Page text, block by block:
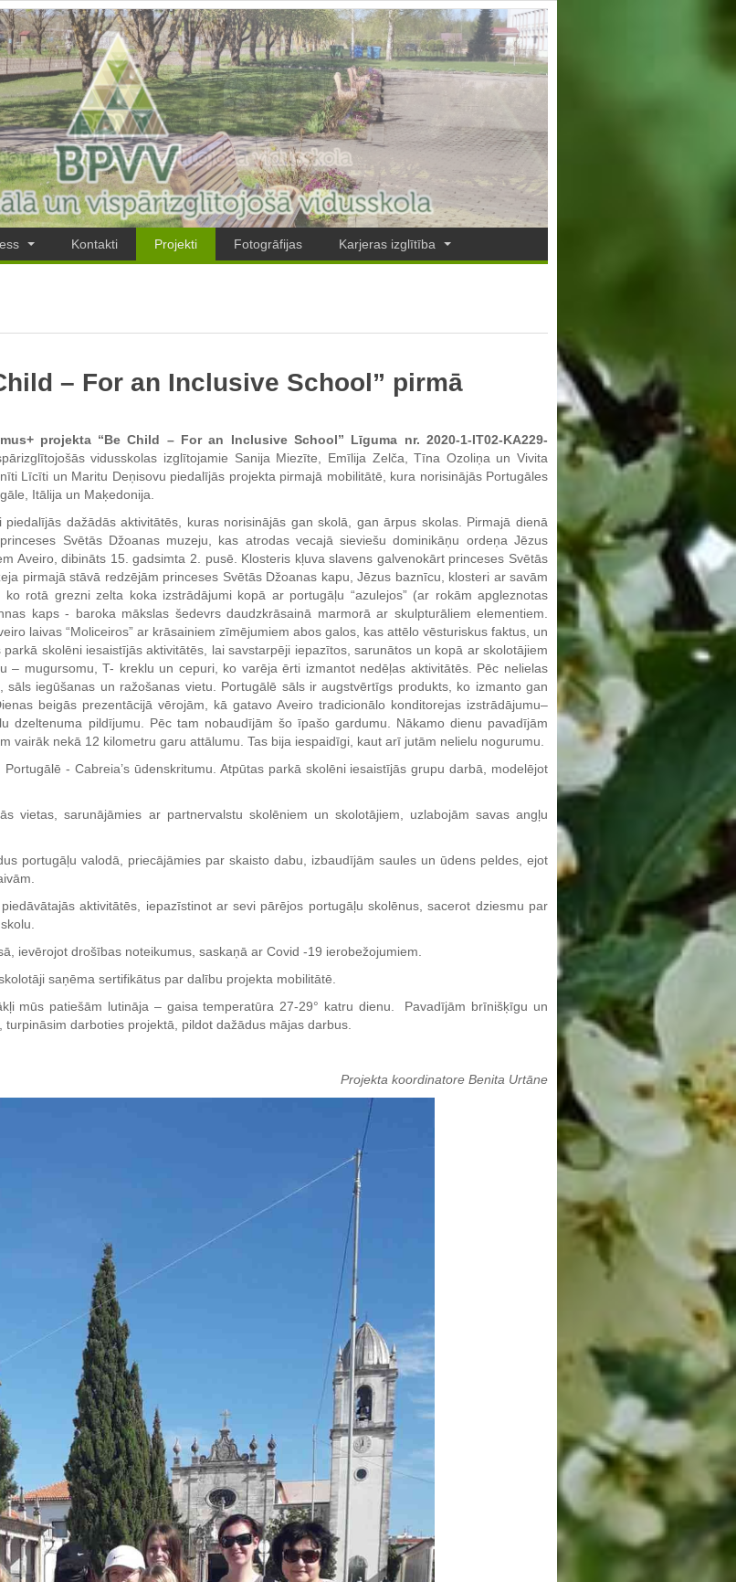
Kontakti Projekti Fotogrāfijas Karjeras izglītība
– For an Inclusive School” pirmā
projekta “Be Child – For an Inclusive School” Līguma nr. 2020-1-IT02-KA229-
vidusskolas izglītojamie Sanija Miezīte, Emīlija Zelča, Tīna Ozoliņa un Vivita
Līcīti un Maritu Deņisovu piedalījās projekta pirmajā mobilitātē, kura norisinājās Portugāles
Itālija un Maķedonija.
dažādās aktivitātēs, kuras norisinājās gan skolā, gan ārpus skolas. Pirmajā dienā
Svētās Džoanas muzeju, kas atrodas vecajā sieviešu dominikāņu ordeņa Jēzus
Aveiro, dibināts 15. gadsimta 2. pusē. Klosteris kļuva slavens galvenokārt princeses Svētās
pirmajā stāvā redzējām princeses Svētās Džoanas kapu, Jēzus baznīcu, klosteri ar savām
ko rotā grezni zelta koka izstrādājumi kopā ar portugāļu “azulejos” (ar rokām apgleznotas
kaps - baroka mākslas šedevrs daudzkrāsainā marmorā ar skulpturāliem elementiem.
laivas “Moliceiros” ar krāsainiem zīmējumiem abos galos, kas attēlo vēsturiskus faktus, un
skolēni iesaistījās aktivitātēs, lai savstarpēji iepazītos, sarunātos un kopā ar skolotājiem
– mugursomu, T- kreklu un cepuri, ko varēja ērti izmantot nedēļas aktivitātēs. Pēc nelielas
sāls iegūšanas un ražošanas vietu. Portugālē sāls ir augstvērtīgs produkts, ko izmanto gan
beigās prezentācijā vērojām, kā gatavo Aveiro tradicionālo konditorejas izstrādājumu–
dzeltenuma pildījumu. Pēc tam nobaudījām šo īpašo gardumu. Nākamo dienu pavadījām
vairāk nekā 12 kilometru garu attālumu. Tas bija iespaidīgi, kaut arī jutām nelielu nogurumu.
- Cabreia’s ūdenskritumu. Atpūtas parkā skolēni iesaistījās grupu darbā, modelējot
vietas, sarunājāmies ar partnervalstu skolēniem un skolotājiem, uzlabojām savas angļu
portugāļu valodā, priecājāmies par skaisto dabu, izbaudījām saules un ūdens peldes, ejot
aktivitātēs, iepazīstinot ar sevi pārējos portugāļu skolēnus, sacerot dziesmu par
ievērojot drošības noteikumus, saskaņā ar Covid -19 ierobežojumiem.
saņēma sertifikātus par dalību projekta mobilitātē.
mūs patiešām lutināja – gaisa temperatūra 27-29° katru dienu. Pavadījām brīnišķīgu un
darboties projektā, pildot dažādus mājas darbus.
Projekta koordinatore Benita Urtāne